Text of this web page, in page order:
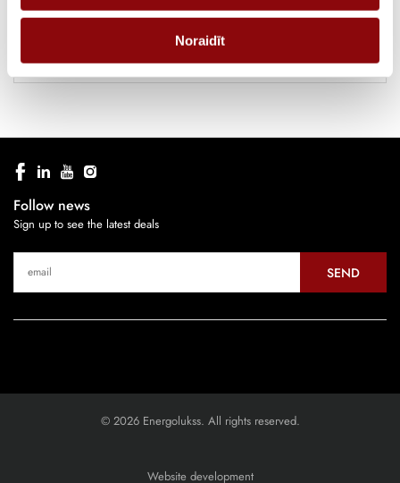
Noraidīt
SIZE TYPE MV
Follow news
Sign up to see the latest deals
SEND
© 2026 Energolukss. All rights reserved.
Website development